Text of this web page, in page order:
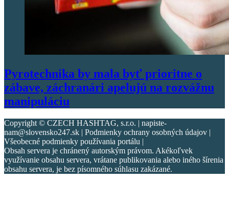
Pyrotechnika by mala byť prioritne o
zábave, záchranári apelujú na rozvážnu
manipuláciu
Copyright © CZECH HASHTAG, s.r.o. | napiste-
nam@slovensko247.sk | Podmienky ochrany osobných údajov |
Všeobecné podmienky používania portálu |
Obsah servera je chránený autorským právom. Akékoľvek
využívanie obsahu servera, vrátane publikovania alebo iného šírenia
obsahu servera, je bez písomného súhlasu zakázané.